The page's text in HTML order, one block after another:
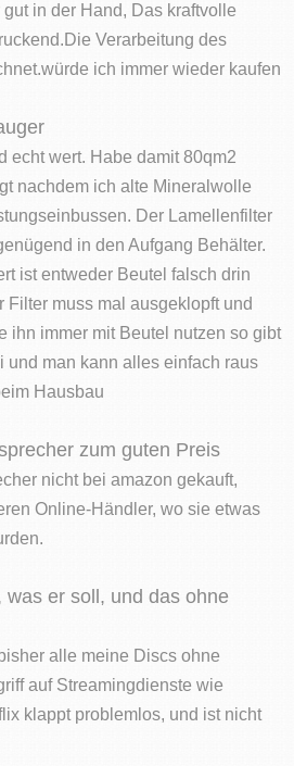
in der Hand, Das kraftvolle
Verarbeitung des
ich immer wieder kaufen
echt wert. Habe damit 80qm2
nachdem ich alte Mineralwolle
Der Lamellenfilter
in den Aufgang Behälter.
ist entweder Beutel falsch drin
Filter muss mal ausgeklopft und
ihn immer mit Beutel nutzen so gibt
und man kann alles einfach raus
Hausbau
zum guten Preis
nicht bei amazon gekauft,
Online-Händler, wo sie etwas
was er soll, und das ohne
alle meine Discs ohne
auf Streamingdienste wie
klappt problemlos, und ist nicht